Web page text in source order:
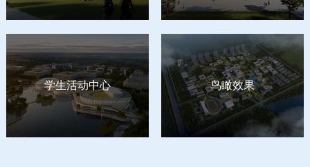
学生活动中心 鸟瞰效果